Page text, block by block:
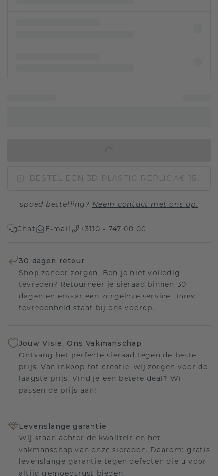
BESTEL EEN 3D PLASTIC REPLICA€ 15,-
spoed bestelling? Neem contact met ons op.
Chat E-mail +3110 - 747 00 00
30 dagen retour
Shop zonder zorgen. Ben je niet volledig
tevreden? Retourneer je sieraad binnen 30
dagen en ervaar een zorgeloze service. Jouw
tevredenheid staat bij ons voorop.
Jouw Visie, Ons Vakmanschap
Ontvang het perfecte sieraad tegen de beste
prijs. Van inkoop tot creatie, wij zorgen voor de
laagste prijs. Vind je een betere deal? Wij
passen de prijs aan!
Levenslange garantie
Wij staan achter de kwaliteit en het
vakmanschap van onze sieraden. Daarom: gratis
levenslange garantie tegen defecten die u voor
altijd gemoedsrust bieden.